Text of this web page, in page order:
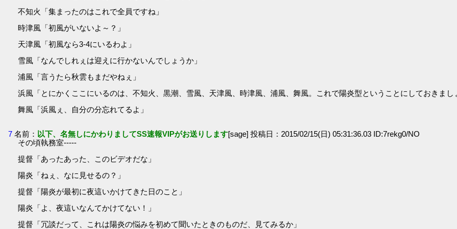
不知火「集まったのはこれで全員ですね」
時津風「初風がいないよ～？」
天津風「初風なら3-4にいるわよ」
雪風「なんでしれぇは迎えに行かないんでしょうか」
浦風「言うたら秋雲もまだやねぇ」
浜風「とにかくここにいるのは、不知火、黒潮、雪風、天津風、時津風、浦風、舞風。これで陽炎型ということにしておきまし
舞風「浜風ぇ、自分の分忘れてるよ」
7 名前： 以下、名無しにかわりましてSS速報VIPがお送りします[sage] 投稿日：2015/02/15(日) 05:31:36.03 ID:7rekg0/NO
その頃執務室-----
提督「あったあった、このビデオだな」
陽炎「ねぇ、なに見せるの？」
提督「陽炎が最初に夜這いかけてきた日のこと」
陽炎「よ、夜這いなんてかけてない！」
提督「冗談だって、これは陽炎の悩みを初めて聞いたときのものだ、見てみるか」